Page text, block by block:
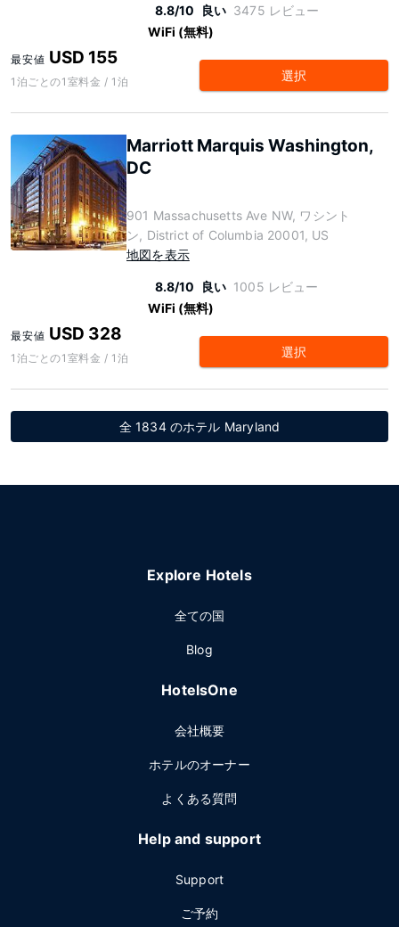
8.8/10 良い 3475 レビュー
WiFi (無料)
最安値 USD 155
1泊ごとの1室料金 / 1泊 選択
Marriott Marquis Washington,
DC
901 Massachusetts Ave NW, ワシント
ン, District of Columbia 20001, US
地図を表示
8.8/10 良い 1005 レビュー
WiFi (無料)
最安値 USD 328
1泊ごとの1室料金 / 1泊 選択
全 1834 のホテル Maryland
Explore Hotels
全ての国
Blog
HotelsOne
会社概要
ホテルのオーナー
よくある質問
Help and support
Support
ご予約